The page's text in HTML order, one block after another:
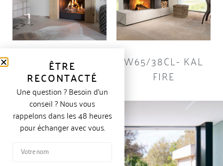
GP60/79F- KAL
FIRE
W65/38CL- KAL
FIRE
ÊTRE
RECONTACTÉ
Une question ? Besoin d’un
conseil ? Nous vous
rappelons dans les 48 heures
pour échanger avec vous.